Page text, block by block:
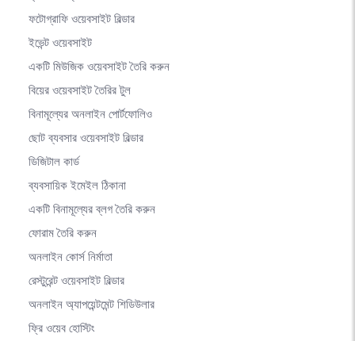
ফটোগ্রাফি ওয়েবসাইট বিল্ডার
ইভেন্ট ওয়েবসাইট
একটি মিউজিক ওয়েবসাইট তৈরি করুন
বিয়ের ওয়েবসাইট তৈরির টুল
বিনামূল্যের অনলাইন পোর্টফোলিও
ছোট ব্যবসার ওয়েবসাইট বিল্ডার
ডিজিটাল কার্ড
ব্যবসায়িক ইমেইল ঠিকানা
একটি বিনামূল্যের ব্লগ তৈরি করুন
ফোরাম তৈরি করুন
অনলাইন কোর্স নির্মাতা
রেস্টুরেন্ট ওয়েবসাইট বিল্ডার
অনলাইন অ্যাপয়েন্টমেন্ট শিডিউলার
ফ্রি ওয়েব হোস্টিং